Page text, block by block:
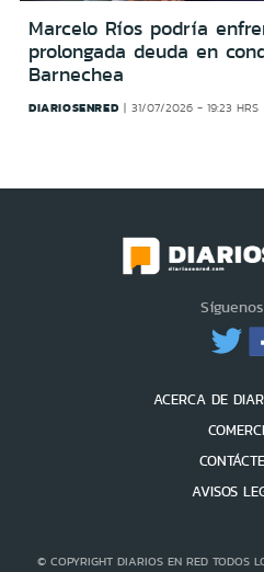
Marcelo Ríos podría
prolongada deuda en
Barnechea
DIARIOSENRED 31/07/2026 - 19:23 HRS
ACERCA DE
AVISOS
© COPYRIGHT DIARIOS EN RED TODOS